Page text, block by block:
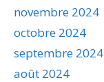
novembre 2024
octobre 2024
septembre 2024
août 2024